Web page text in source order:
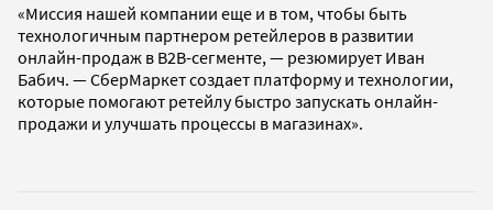
«Миссия нашей компании еще и в том, чтобы быть
технологичным партнером ретейлеров в развитии
онлайн-продаж в B2B-сегменте, — резюмирует Иван
Бабич. — СберМаркет создает платформу и технологии,
которые помогают ретейлу быстро запускать онлайн-
продажи и улучшать процессы в магазинах».